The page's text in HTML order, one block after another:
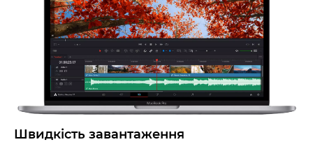
Швидкість завантаження